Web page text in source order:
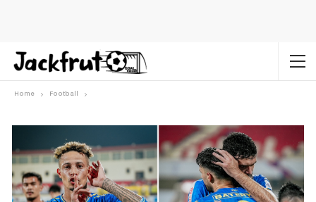
Home Football